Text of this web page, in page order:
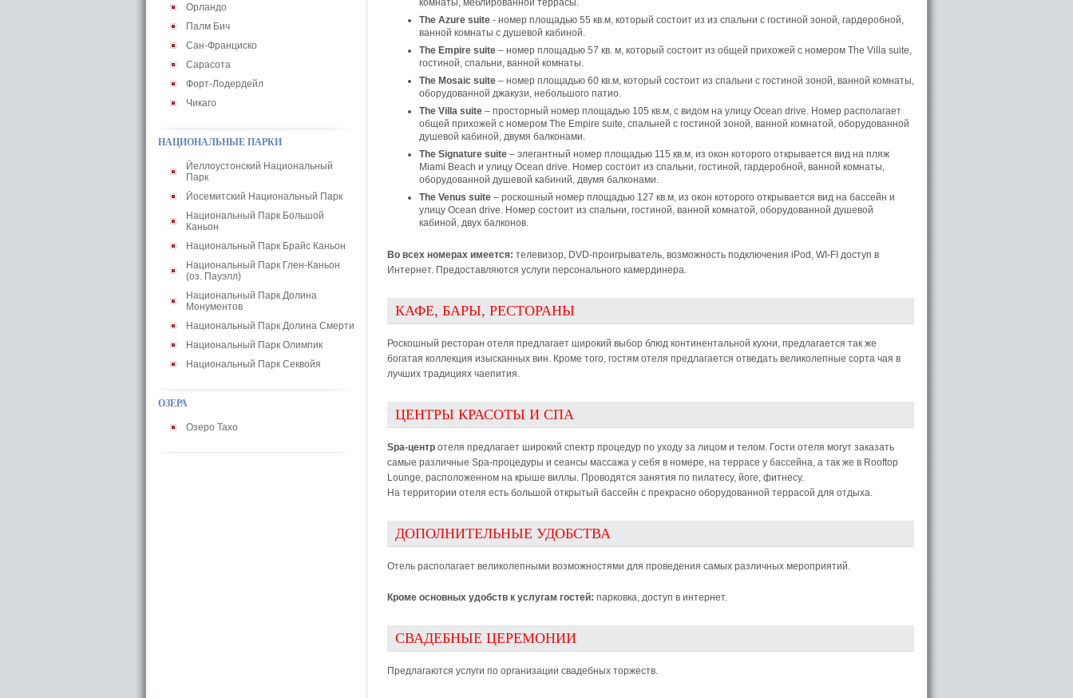
Орландо
Палм Бич
Сан-Франциско
Сарасота
Форт-Лодердейл
Чикаго
НАЦИОНАЛЬНЫЕ ПАРКИ
Йеллоустонский Национальный
Парк
Йосемитский Национальный Парк
Национальный Парк Большой
Каньон
Национальный Парк Брайс Каньон
Национальный Парк Глен-Каньон
(оз. Пауэлл)
Национальный Парк Долина
Монументов
Национальный Парк Долина Смерти
Национальный Парк Олимпик
Национальный Парк Секвойя
ОЗЕРА
Озеро Тахо
комнаты, меблированной террасы.
The Azure suite - номер площадью 55 кв.м, который состоит из из спальни с гостиной зоной, гардеробной,
ванной комнаты с душевой кабиной.
The Empire suite – номер площадью 57 кв. м, который состоит из общей прихожей с номером The Villa suite,
гостиной, спальни, ванной комнаты.
The Mosaic suite – номер площадью 60 кв.м, который состоит из спальни с гостиной зоной, ванной комнаты,
оборудованной джакузи, небольшого патио.
The Villa suite – просторный номер площадью 105 кв.м, с видом на улицу Ocean drive. Номер располагает
общей прихожей с номером The Empire suite, спальней с гостиной зоной, ванной комнатой, оборудованной
душевой кабиной, двумя балконами.
The Signature suite – элегантный номер площадью 115 кв.м, из окон которого открывается вид на пляж
Miami Beach и улицу Ocean drive. Номер состоит из спальни, гостиной, гардеробной, ванной комнаты,
оборудованной душевой кабиний, двумя балконами.
The Venus suite – роскошный номер площадью 127 кв.м, из окон которого открывается вид на бассейн и
улицу Ocean drive. Номер состоит из спальни, гостиной, ванной комнатой, оборудованной душевой
кабиной, двух балконов.
Во всех номерах имеется: телевизор, DVD-проигрыватель, возможность подключения iPod, WI-FI доступ в
Интернет. Предоставляются услуги персонального камердинера.
КАФЕ, БАРЫ, РЕСТОРАНЫ
Роскошный ресторан отеля предлагает широкий выбор блюд континентальной кухни, предлагается так же
богатая коллекция изысканных вин. Кроме того, гостям отеля предлагается отведать великолепные сорта чая в
лучших традициях чаепития.
ЦЕНТРЫ КРАСОТЫ И СПА
Spa-центр отеля предлагает широкий спектр процедур по уходу за лицом и телом. Гости отеля могут заказать
самые различные Spa-процедуры и сеансы массажа у себя в номере, на террасе у бассейна, а так же в Rooftop
Lounge, расположенном на крыше виллы. Проводятся занятия по пилатесу, йоге, фитнесу.
На территории отеля есть большой открытый бассейн с прекрасно оборудованной террасой для отдыха.
ДОПОЛНИТЕЛЬНЫЕ УДОБСТВА
Отель располагает великолепными возможностями для проведения самых различных мероприятий.
Кроме основных удобств к услугам гостей: парковка, доступ в интернет.
СВАДЕБНЫЕ ЦЕРЕМОНИИ
Предлагаются услуги по организации свадебных торжеств.